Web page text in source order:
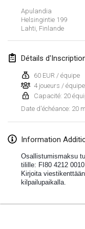
Apulandia
Helsingintie 199
Lahti Finlande
Détails
60 EUR / équipe
4 joueurs / équipe
Capacité: 20
Date d'échéance: 20
Information
Osallistumismaksu
tilille: FI80 4212 0010
Kirjoita
kilpailupaikalla.
Lumi Mölkky
3 févr. 2018
10 févr. 2018 |
Faschings-
11 févr. 2018|
24 févr. 2018|
SM
24 févr. 2018|